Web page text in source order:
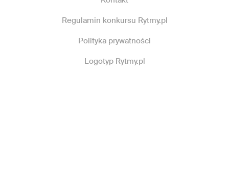
Regulamin konkursu Rytmy.pl
Polityka prywatności
Logotyp Rytmy.pl